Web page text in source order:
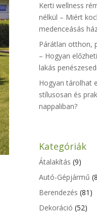
Kerti wellness
nélkül – Miért
medenceásás
Párátlan otthon,
– Hogyan
lakás
Hogyan tárolhat
stílusosan és
nappaliban?
Kategóriák
Átalakítás (9)
Autó-Gépjármű
Berendezés (81)
Dekoráció (52)